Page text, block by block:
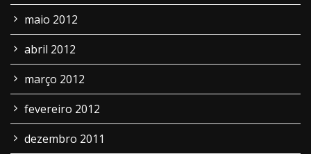
maio 2012
abril 2012
março 2012
fevereiro 2012
dezembro 2011